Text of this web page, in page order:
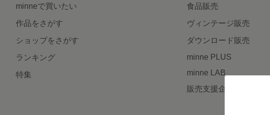
minneで買いたい
作品をさがす
ショップをさがす
ランキング
特集
食品販売
ヴィンテージ販売
ダウンロード販売
minne PLUS
minne LAB
販売支援企画・イベント